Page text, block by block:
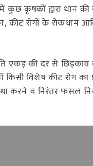
में कुछ कृषकों द्वारा धान
कीट रोगों के रोकथाम
एकड़ की दर से छिड़काव
विशेष कीट रोग का
करने व निरंतर फसल